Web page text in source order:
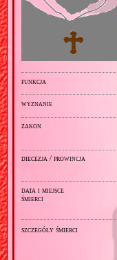
funkcja
wyznanie
zakon
diecezja / prowincja
data i miejsce
śmierci
szczegóły śmierci